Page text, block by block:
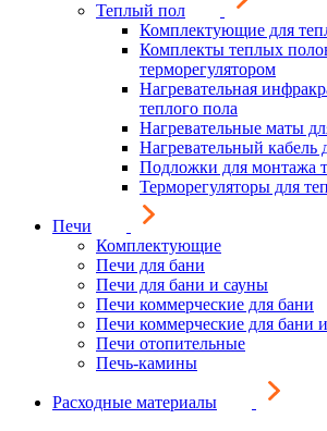
Теплый пол
Комплектующие для
Комплекты теплых
терморегулятором
Нагревательная
теплого пола
Нагревательные маты
Нагревательный кабель
Подложки для монтажа
Терморегуляторы для
Печи
Комплектующие
Печи для бани
Печи для бани и сауны
Печи коммерческие для бани
Печи коммерческие для бани
Печи отопительные
Печь-камины
Расходные материалы